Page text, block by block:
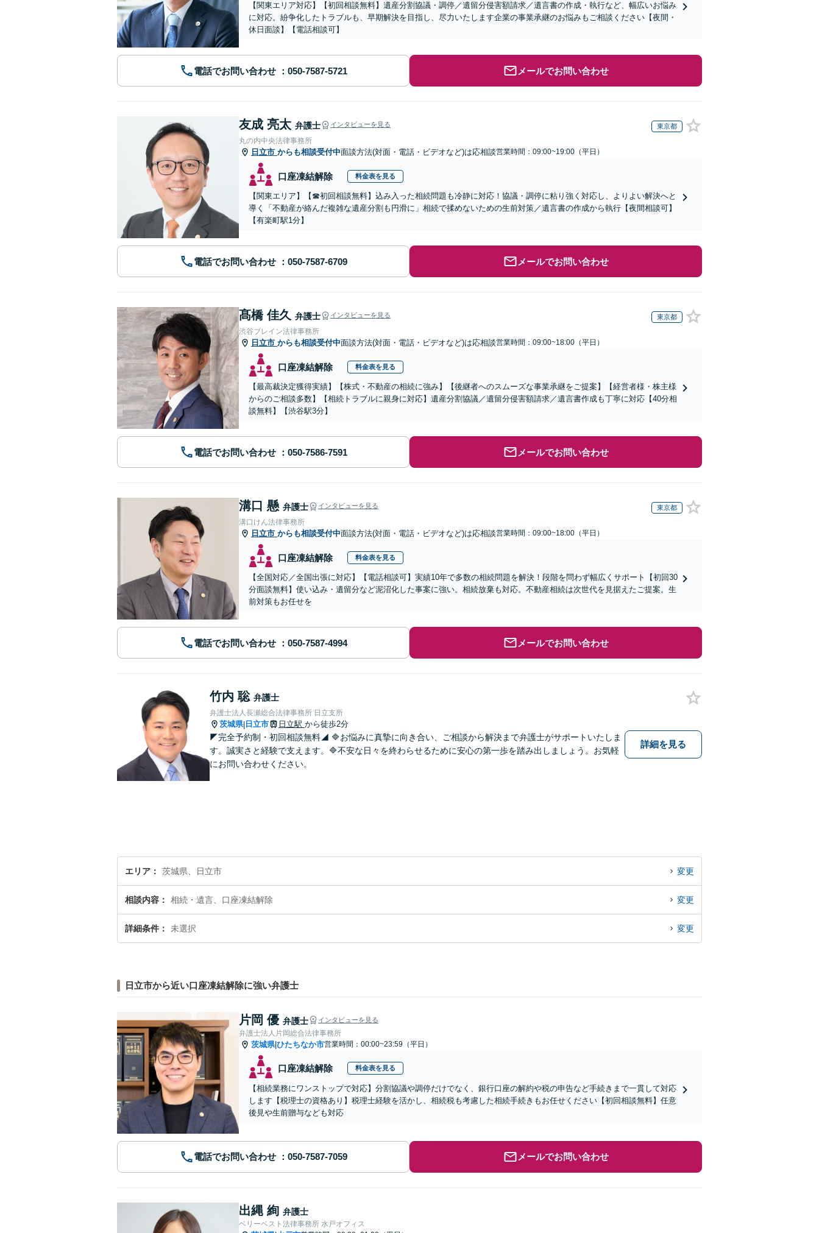
【関東エリア対応】【初回相談無料】遺産分割協議・調停／遺留分侵害額請求／遺言書の作成・執行など、幅広いお悩み
に対応。紛争化したトラブルも、早期解決を目指し、尽力いたします企業の事業承継のお悩みもご相談ください【夜間・
休日面談】【電話相談可】
電話でお問い合わせ メールでお問い合わせ
友成 亮太 弁護士 インタビューを見る 東京都
丸の内中央法律事務所
日立市 からも相談受付中面談方法(対面・電話・ビデオなど)は応相談営業時間：09:00~19:00（平日）
口座凍結解除 料金表を見る
【関東エリア】【☎︎初回相談無料】込み入った相続問題も冷静に対応！協議・調停に粘り強く対応し、よりよい解決へと
導く「不動産が絡んだ複雑な遺産分割も円滑に」相続で揉めないための生前対策／遺言書の作成から執行【夜間相談可】
【有楽町駅1分】
電話でお問い合わせ メールでお問い合わせ
髙橋 佳久 弁護士 インタビューを見る 東京都
渋谷ブレイン法律事務所
日立市 からも相談受付中面談方法(対面・電話・ビデオなど)は応相談営業時間：09:00~18:00（平日）
口座凍結解除 料金表を見る
【最高裁決定獲得実績】【株式・不動産の相続に強み】【後継者へのスムーズな事業承継をご提案】【経営者様・株主様
からのご相談多数】【相続トラブルに親身に対応】遺産分割協議／遺留分侵害額請求／遺言書作成も丁寧に対応【40分相
談無料】【渋谷駅3分】
電話でお問い合わせ メールでお問い合わせ
溝口 懸 弁護士 インタビューを見る 東京都
溝口けん法律事務所
日立市 からも相談受付中面談方法(対面・電話・ビデオなど)は応相談営業時間：09:00~18:00（平日）
口座凍結解除 料金表を見る
【全国対応／全国出張に対応】【電話相談可】実績10年で多数の相続問題を解決！段階を問わず幅広くサポート【初回30
分面談無料】使い込み・遺留分など泥沼化した事案に強い。相続放棄も対応。不動産相続は次世代を見据えたご提案。生
前対策もお任せを
電話でお問い合わせ メールでお問い合わせ
竹内 聡 弁護士
弁護士法人長瀬総合法律事務所 日立支所
茨城県| 日立市 日立駅 から徒歩2分
◤完全予約制・初回相談無料◢ 🔷お悩みに真摯に向き合い、ご相談から解決まで弁護士がサポートいたしま
す。誠実さと経験で支えます。🔷不安な日々を終わらせるために安心の第一歩を踏み出しましょう。お気軽
にお問い合わせください。
詳細を見る
エリア 茨城県、日立市 変更
相談内容 相続・遺言、口座凍結解除 変更
詳細条件 未選択 変更
日立市から近い口座凍結解除に強い弁護士
片岡 優 弁護士 インタビューを見る
弁護士法人片岡総合法律事務所
茨城県|ひたちなか市営業時間：00:00~23:59（平日）
口座凍結解除 料金表を見る
【相続業務にワンストップで対応】分割協議や調停だけでなく、銀行口座の解約や税の申告など手続きまで一貫して対応
します【税理士の資格あり】税理士経験を活かし、相続税も考慮した相続手続きもお任せください【初回相談無料】任意
後見や生前贈与なども対応
電話でお問い合わせ メールでお問い合わせ
出縄 絢 弁護士
ベリーベスト法律事務所 水戸オフィス